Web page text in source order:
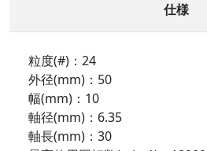
仕様
粒度(#)：24
外径(mm)：50
幅(mm)：10
軸径(mm)：6.35
軸長(mm)：30